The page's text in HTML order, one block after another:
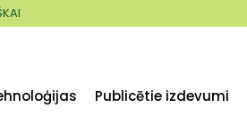
Publicētie izdevumi